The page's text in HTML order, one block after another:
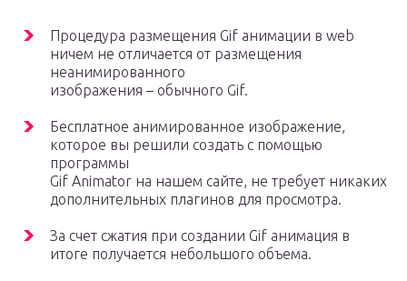
Процедура размещения Gif анимации в web
ничем не отличается от размещения
неанимированного
изображения – обычного Gif.
Бесплатное анимированное изображение,
которое вы решили создать с помощью
программы
Gif Animator на нашем сайте, не требует никаких
дополнительных плагинов для просмотра.
За счет сжатия при создании Gif анимация в
итоге получается небольшого объема.